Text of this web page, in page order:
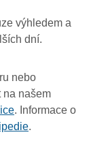
výhledem a
dní.
nebo
na našem
. Informace o
.